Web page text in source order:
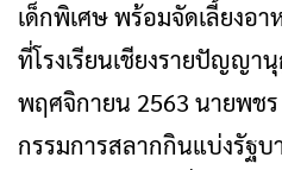
เด็กพิเศษ พร้อมจัดเลี้ยงอ
ที่โรงเรียนเชียงรายปัญญา
พฤศจิกายน 2563 นายพช
กรรมการสลากกินแบ่งรัฐ